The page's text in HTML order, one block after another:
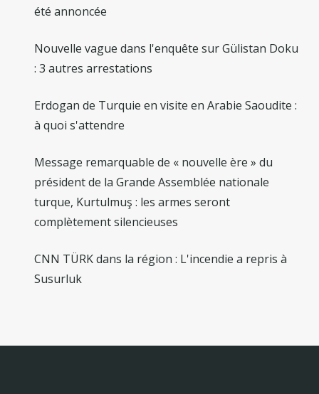
été annoncée
Nouvelle vague dans l'enquête sur Gülistan Doku
: 3 autres arrestations
Erdogan de Turquie en visite en Arabie Saoudite :
à quoi s'attendre
Message remarquable de « nouvelle ère » du
président de la Grande Assemblée nationale
turque, Kurtulmuş : les armes seront
complètement silencieuses
CNN TÜRK dans la région : L'incendie a repris à
Susurluk